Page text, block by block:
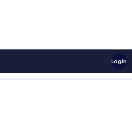
Login